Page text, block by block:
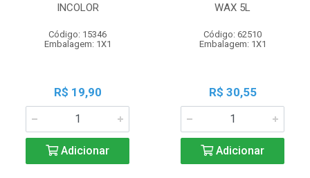
INCOLOR
Código: 15346
Embalagem: 1X1
R$ 19,90
Adicionar
WAX 5L
Código: 62510
Embalagem: 1X1
R$ 30,55
Adicionar